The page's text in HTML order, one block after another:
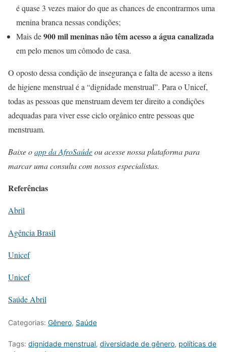
é quase 3 vezes maior do que as chances de encontrarmos uma
menina branca nessas condições;
Mais de900 mil meninas não têm acesso a água canalizada
em pelo menos um cômodo de casa.
O oposto dessa condição de insegurança e falta de acesso a itens
de higiene menstrual é a “dignidade menstrual”. Para o Unicef,
todas as pessoas que menstruam devem ter direito a condições
adequadas para viver esse ciclo orgânico entre pessoas que
menstruam.
Baixe oapp da AfroSaúdeou acesse nossa plataforma para
marcar uma consulta com nossos especialistas.
Referências
Abril
Agência Brasil
Unicef
Unicef
Saúde Abril
Categorias: Gênero, Saúde
Tags: dignidade menstrual, diversidade de gênero, políticas de